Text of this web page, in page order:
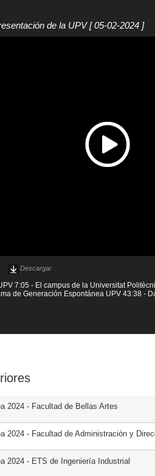
de la UPV[ 05-02-2024 ]
Descargar
7:05 - El campus de la Universitat
de Generación Espontánea UPV 43:38 -
2024 - Facultad de Bellas Artes
2024 - Facultad de Administración y
2024 - ETS de Ingeniería Industrial